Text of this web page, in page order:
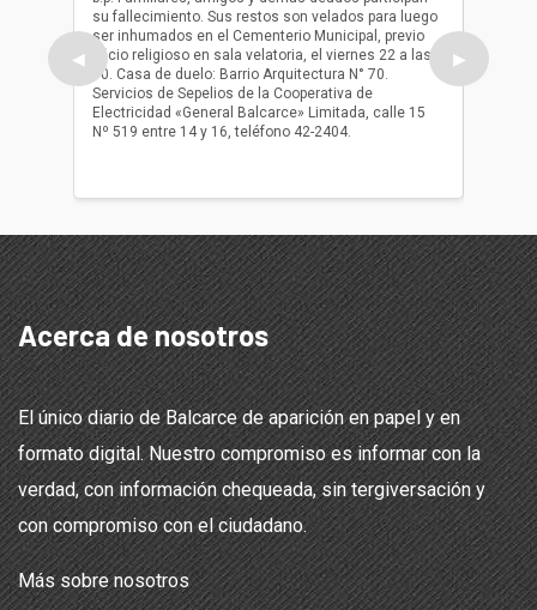
◀
su fallecimiento. Sus restos son velados para luego
ser inhumados en el Cementerio Municipal, previo
oficio religioso en sala velatoria, el viernes 22 a las
10. Casa de duelo: Barrio Arquitectura N° 70.
Servicios de Sepelios de la Cooperativa de
Electricidad «General Balcarce» Limitada, calle 15
Nº 519 entre 14 y 16, teléfono 42-2404.
ser
oficio
▶
Acerca de nosotros
El único diario de Balcarce de aparición en papel y en
formato digital. Nuestro compromiso es informar con la
verdad, con información chequeada, sin tergiversación y
con compromiso con el ciudadano.
Más sobre nosotros